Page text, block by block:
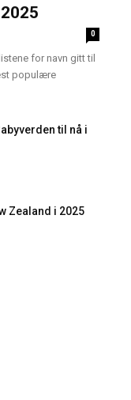
0
for navn gitt til
populære
til nå i
Zealand i 2025